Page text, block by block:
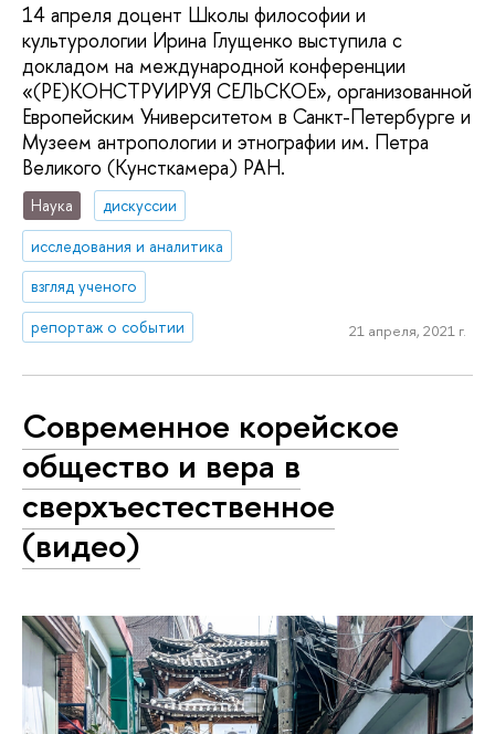
14 апреля доцент Школы философии и
культурологии Ирина Глущенко выступила с
докладом на международной конференции
«(РЕ)КОНСТРУИРУЯ СЕЛЬСКОЕ», организованной
Европейским Университетом в Санкт-Петербурге и
Музеем антропологии и этнографии им. Петра
Великого (Кунсткамера) РАН.
Наука
дискуссии
исследования и аналитика
взгляд ученого
репортаж о событии
21 апреля, 2021 г.
Современное корейское
общество и вера в
сверхъестественное
(видео)